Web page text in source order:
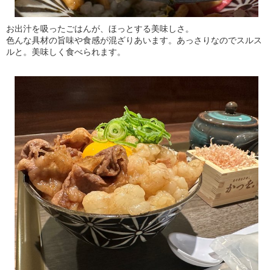
お出汁を吸ったごはんが、ほっとする美味しさ。
色んな具材の旨味や食感が混ざりあいます。あっさりなのでスルス
ルと。美味しく食べられます。